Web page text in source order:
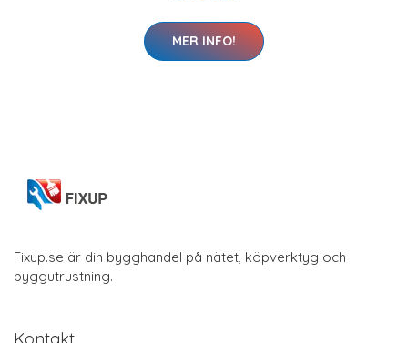
MER INFO!
Fixup.se är din bygghandel på nätet, köpverktyg och
byggutrustning.